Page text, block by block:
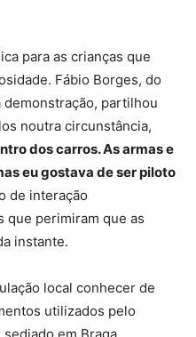
para as crianças que
Fábio Borges, do
demonstração, partilhou
noutra circunstância,
dos carros. As armas e
eu gostava de ser piloto
de interação
que perimiram que as
instante.
local conhecer de
utilizados pelo